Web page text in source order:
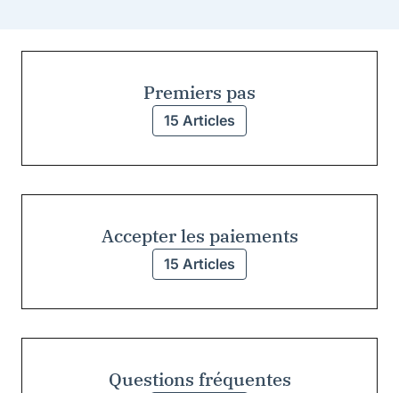
Premiers pas
15 Articles
Accepter les paiements
15 Articles
Questions fréquentes